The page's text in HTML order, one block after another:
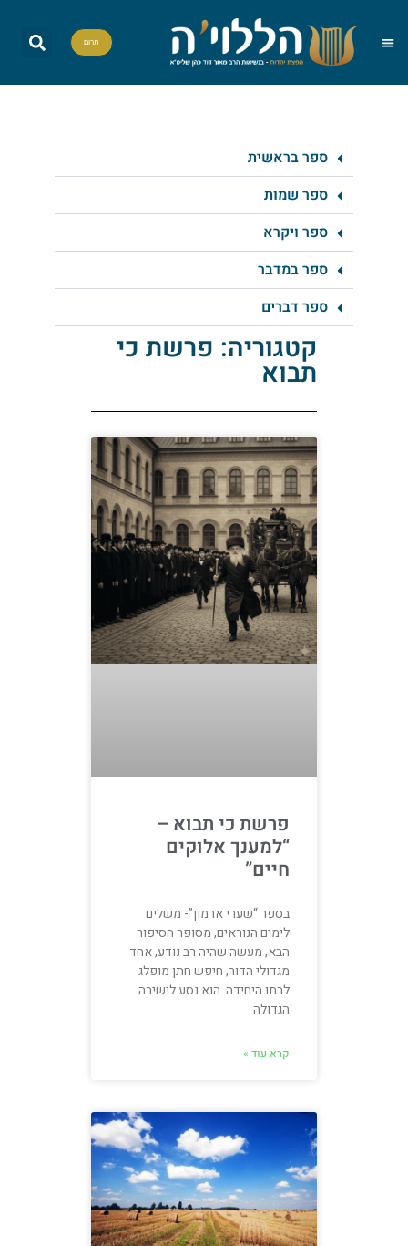
תרום
ספר בראשית
ספר שמות
ספר ויקרא
ספר במדבר
ספר דברים
קטגוריה: פרשת כי
תבוא
פרשת כי תבוא –
“למענך אלוקים
חיים”
בספר “שערי ארמון”- משלים
לימים הנוראים, מסופר הסיפור
הבא, מעשה שהיה רב נודע, אחד
מגדולי הדור, חיפש חתן מופלג
לבתו היחידה. הוא נסע לישיבה
הגדולה
קרא עוד »